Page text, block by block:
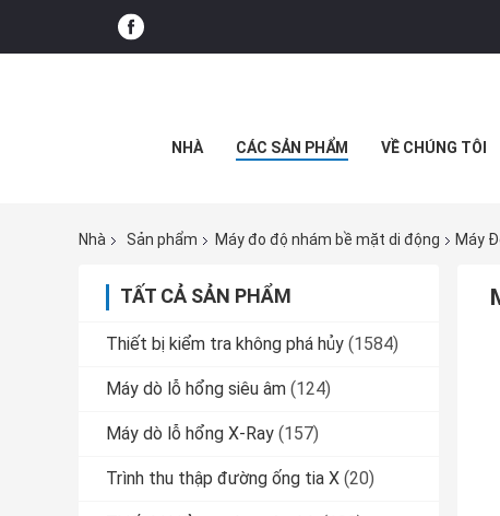
NHÀ CÁC SẢN PHẨM VỀ CHÚNG TÔI
Nhà Sản phẩm Máy đo độ nhám bề mặt di động Máy
TẤT CẢ SẢN PHẨM
Thiết bị kiểm tra không phá hủy (1584)
Máy dò lỗ hổng siêu âm (124)
Máy dò lỗ hổng X-Ray (157)
Trình thu thập đường ống tia X (20)